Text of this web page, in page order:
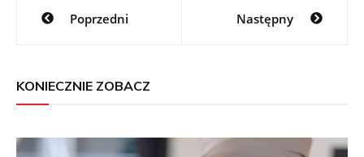
wpisuPoprzedni Następny
KONIECZNIE ZOBACZ